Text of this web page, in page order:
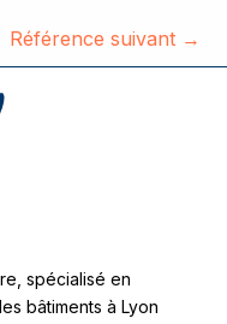
Référence suivant →
spécialisé en
bâtiments à Lyon